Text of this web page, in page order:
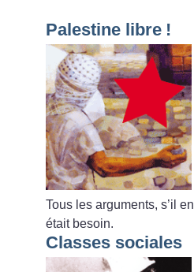
Palestine libre !
Tous les arguments, s’il en
était besoin.
Classes sociales